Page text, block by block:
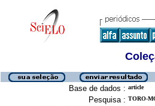
Base de dados : article
Pesquisa : TORO-